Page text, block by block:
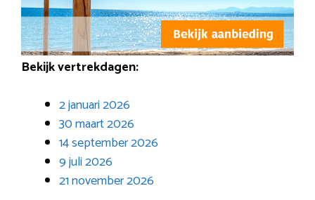
Bekijk vertrekdagen:
2 januari 2026
30 maart 2026
14 september 2026
9 juli 2026
21 november 2026